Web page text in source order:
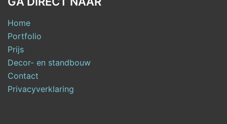
Home
Portfolio
Prijs
Decor- en standbouw
Contact
Privacyverklaring